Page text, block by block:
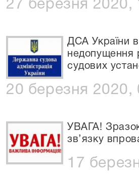
27 березня 2020,
ДСА України
недопущення
судових
20 березня 2020,
УВАГА!
зв’язку
17